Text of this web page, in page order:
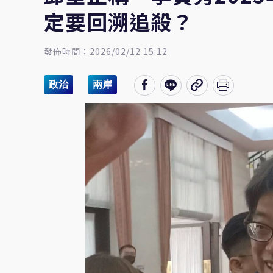
定要回溯追殺？
發佈時間：2026/02/12 15:12
政治 兩岸